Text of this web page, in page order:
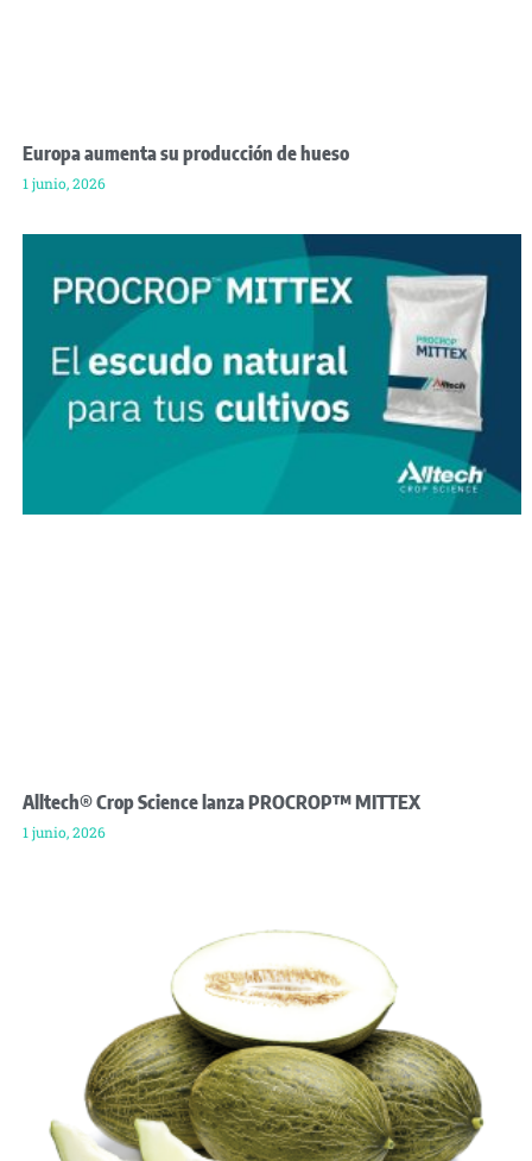
Europa aumenta su producción de hueso
1 junio, 2026
Alltech® Crop Science lanza PROCROP™ MITTEX
1 junio, 2026